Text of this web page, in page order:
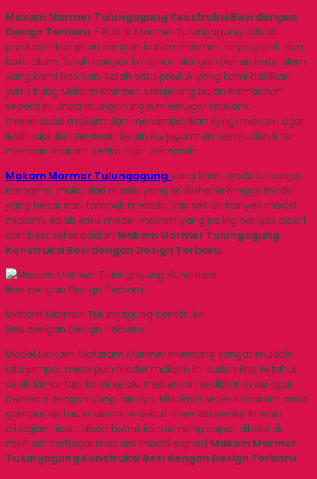
Makam Marmer Tulungagung Konstruksi Besi dengan
Design Terbaru – Pabrik Marmer Tulungagung adalah
produsen kerajinan dengan bahan marmer, onyx, granit dan
batu alam. Telah banyak kerajinan dengan bahan batu alam
yang kami hasilkan. Salah satu produk yang kami hasilkan
yaitu Kijing Makam Marmer. Menjelang bulan Ramadhan
seperti ini anda mungkin ingin memugar makam,
merenovasi makam dan menambahkan kijing/makam agar
lebih rapi dan terawat. Selain itu juga mempermudah kita
mencari makam ketika ingin berziarah.
Makam Marmer Tulungagung yang kami produksi sangat
beragam, mulai dari model yang sederhana hingga model
yang besar dan tampak mewah. Dari sekian banyak model
makam, salah satu model makam yang paling banyak dicari
dan best seller adalah Makam Marmer Tulungagung
Konstruksi Besi dengan Design Terbaru.
Makam Marmer Tulungagung Konstruksi
Besi dengan Design Terbaru
Model Makam Mataram Marmer memang sangat mudah
kita jumpai, meskipun model makam ini sudah kita ketahui
sejak lama, tapi kami selalu meberikan sedikit inovasi agar
berbeda dengan yang lainnya. Misalnya seperti makam pada
gambar diatas. makam tersebut memiliki sedikit inovasi
dibagian nisan. Nisan bubut ini memang dapat dibentuk
menjadi berbagai macam model seperti Makam Marmer
Tulungagung Konstruksi Besi dengan Design Terbaru.